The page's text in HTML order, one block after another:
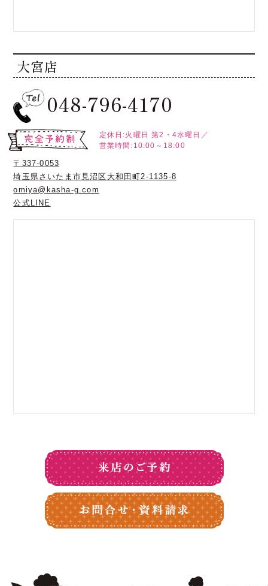
大宮店
048-796-4170
定休日:火曜日 第2・4水曜日／
営業時間:10:00～18:00
〒337-0053
埼玉県さいたま市見沼区大和田町2-1135-8
omiya@kasha-g.com
公式LINE